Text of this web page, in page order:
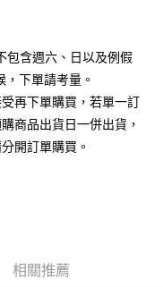
立即使用無須另外申請。
自動跳轉到大哥付的交易
款截止日，確認付款後即完
交易確認頁面所載為準。
核未通過，訂單將自動取
支付方式。 讓您購物簡單
。
。
的連結，可透過四大超商／
包含週六、日以及例假
下單請考量。
再下單購買，若單一訂
商品出貨日一併出貨，
開訂單購買。
相關推薦